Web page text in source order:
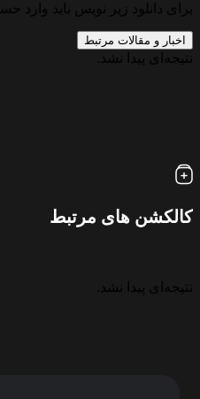
برای دانلود زیر نویس باید وارد
اخبار و مقالات مرتبط
نتیجه‌ای پیدا نشد.
کالکشن های مرتبط
نتیجه‌ای پیدا نشد.